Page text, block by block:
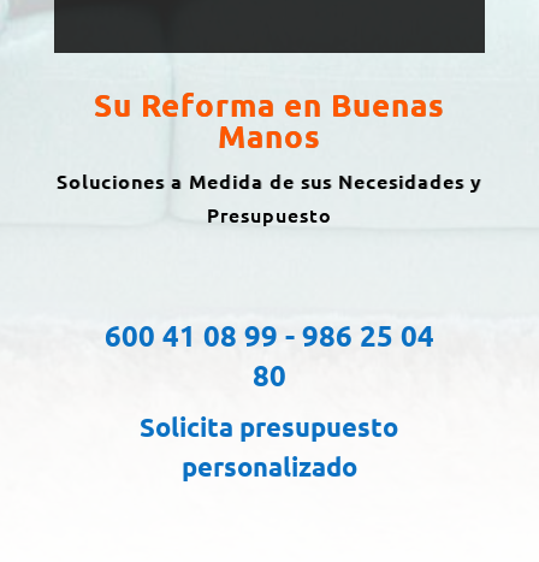
Su Reforma en Buenas
Manos
Soluciones a Medida de sus Necesidades y
Presupuesto
600 41 08 99 - 986 25 04
80
Solicita presupuesto
personalizado